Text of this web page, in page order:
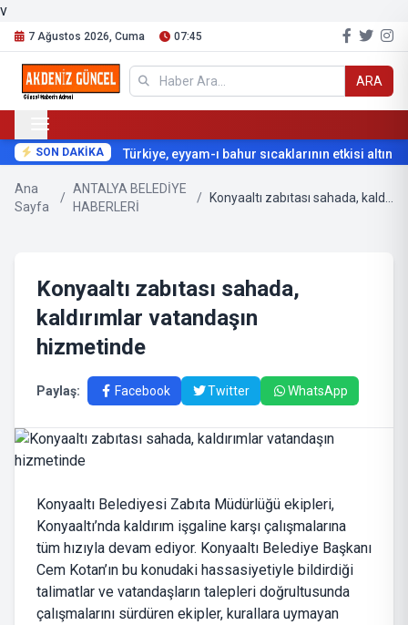
v
7 Ağustos 2026, Cuma 07:45
ARA
SON DAKİKATürkiye, eyyam-ı bahur sıcaklarının etkisi altına
Ana
Sayfa
/
ANTALYA BELEDİYE
HABERLERİ
/
Konyaaltı zabıtası sahada,
kaldırımlar vatandaşın
hizmetinde
Paylaş: Facebook Twitter WhatsApp
Konyaaltı Belediyesi Zabıta Müdürlüğü ekipleri,
Konyaaltı’nda kaldırım işgaline karşı çalışmalarına
tüm hızıyla devam ediyor. Konyaaltı Belediye Başkanı
Cem Kotan’ın bu konudaki hassasiyetiyle bildirdiği
talimatlar ve vatandaşların talepleri doğrultusunda
çalışmalarını sürdüren ekipler, kurallara uymayan